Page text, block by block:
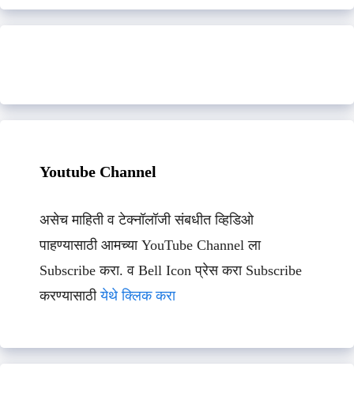
Youtube Channel
असेच माहिती व टेक्नॉलॉजी संबधीत व्हिडिओ
पाहण्यासाठी आमच्या YouTube Channel ला
Subscribe करा. व Bell Icon प्रेस करा Subscribe
करण्यासाठीयेथे क्लिक करा